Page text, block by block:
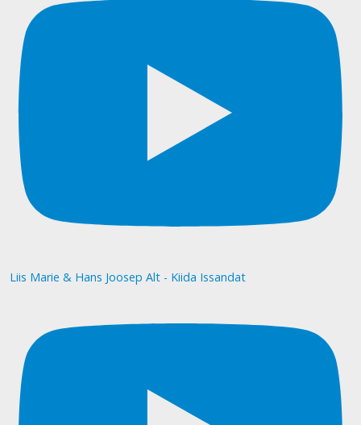
Liis Marie & Hans Joosep Alt - Kiida Issandat